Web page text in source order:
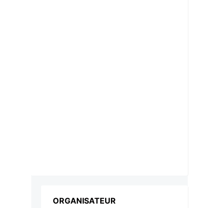
ORGANISATEUR